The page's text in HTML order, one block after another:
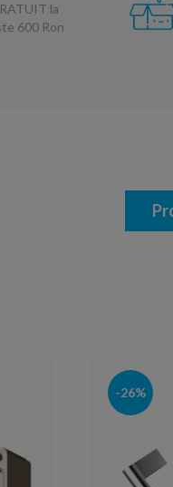
la
600 Ron
-26%